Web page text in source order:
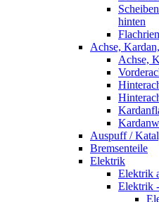
hinten
Achse,
Achse,
Auspuff /
Bremsenteile
Elektrik
Elektrik
Elektrik